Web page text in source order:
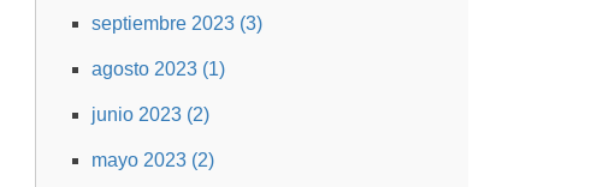
septiembre 2023 (3)
agosto 2023 (1)
junio 2023 (2)
mayo 2023 (2)